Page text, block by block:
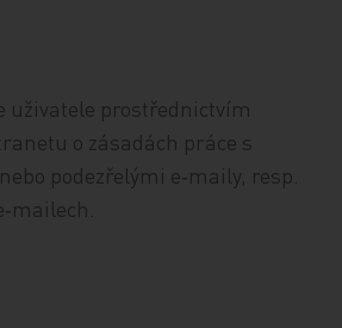
uživatele prostřednictvím
o zásadách práce s
podezřelými e‑maily, resp.